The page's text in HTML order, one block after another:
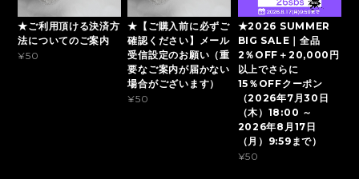
★ご利用頂ける決済方
法についてのご案内
¥50
★【ご購入前に必ずご
確認ください】メール
受信設定のお願い（重
要なご案内が届かない
場合がございます）
¥50
★2026 SUMMER
BIG SALE｜全品
2％OFF＋20,000円
以上でさらに
15％OFFクーポン
（2026年7月30日
（木）18:00 ～
2026年8月17日
（月）9:59まで）
¥50